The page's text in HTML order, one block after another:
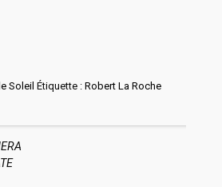
Soleil Étiquette : Robert La Roche